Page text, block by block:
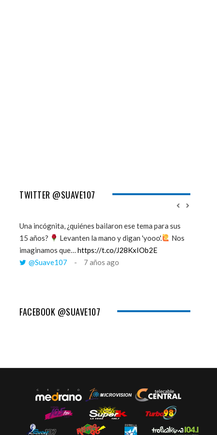
TWITTER @SUAVE107
Una incógnita, ¿quiénes bailaron ese tema para sus
15 años?
Levanten la mano y digan 'yooo'.
Nos
imaginamos que… https://t.co/J28KxIOb2E
@Suave107
7 años ago
FACEBOOK @SUAVE107